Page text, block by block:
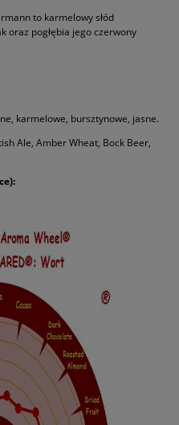
to karmelowy słód
oraz pogłębia jego czerwony
karmelowe, bursztynowe, jasne.
Ale, Amber Wheat, Bock Beer,